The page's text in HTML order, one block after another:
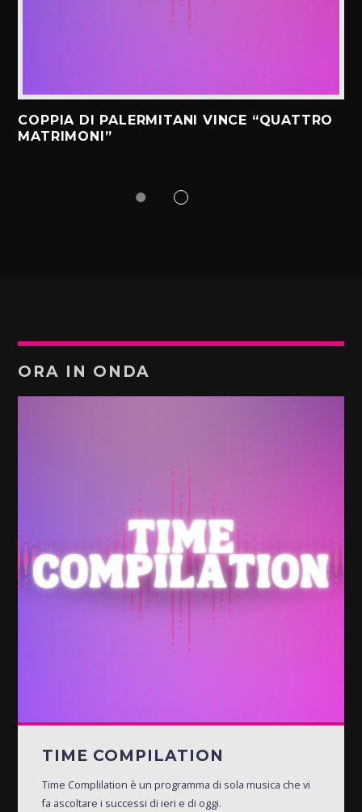
COPPIA DI PALERMITANI VINCE “QUATTRO
MATRIMONI”
ORA IN ONDA
TIME COMPILATION
Time Complilation è un programma di sola musica che vi
fa ascoltare i successi di ieri e di oggi.